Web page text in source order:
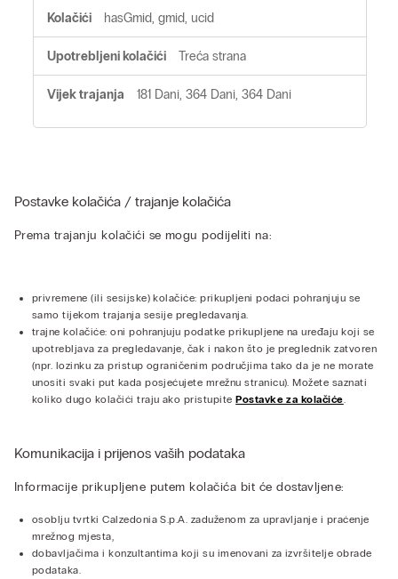
hasGmid, gmid, ucid
Treća strana
181 Dani, 364 Dani, 364 Dani
Postavke kolačića / trajanje kolačića
Prema trajanju kolačići se mogu podijeliti na:
privremene (ili sesijske) kolačiće: prikupljeni podaci pohranjuju se
samo tijekom trajanja sesije pregledavanja.
trajne kolačiće: oni pohranjuju podatke prikupljene na uređaju koji se
upotrebljava za pregledavanje, čak i nakon što je preglednik zatvoren
(npr. lozinku za pristup ograničenim područjima tako da je ne morate
unositi svaki put kada posjećujete mrežnu stranicu). Možete saznati
koliko dugo kolačići traju ako pristupitePostavke za kolačiće.
Komunikacija i prijenos vaših podataka
Informacije prikupljene putem kolačića bit će dostavljene:
osoblju tvrtki Calzedonia S.p.A. zaduženom za upravljanje i praćenje
mrežnog mjesta,
dobavljačima i konzultantima koji su imenovani za izvršitelje obrade
podataka.